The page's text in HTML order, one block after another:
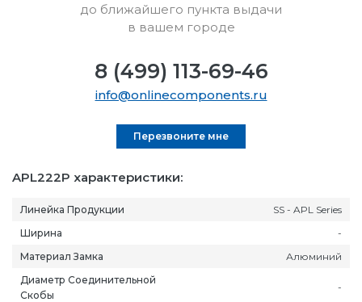
APL222P характеристики:
Линейка Продукции
SS - APL Series
Ширина
-
Материал Замка
Алюминий
Диаметр Соединительной
Скобы
-
до ближайшего пункта выдачи
в вашем городе
8 (499) 113-69-46
info@onlinecomponents.ru
Перезвоните мне